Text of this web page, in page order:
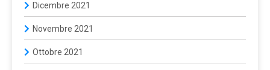
Dicembre 2021
Novembre 2021
Ottobre 2021